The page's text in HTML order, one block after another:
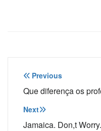
Navegação
de
Post
Previous
Que diferença os
Next
Jamaica. Don,t Worry.